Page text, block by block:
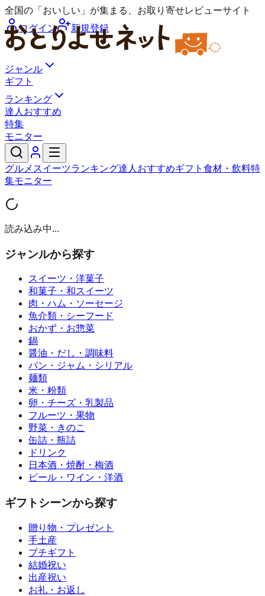
全国の「おいしい」が集まる、お取り寄せレビューサイト
ログイン
新規登録
ジャンル
ギフト
ランキング
達人おすすめ
特集
モニター
グルメ スイーツランキング達人おすすめギフト 食材・飲料特
集モニター
読み込み中...
ジャンルから探す
スイーツ・洋菓子
和菓子・和スイーツ
肉・ハム・ソーセージ
魚介類・シーフード
おかず・お惣菜
鍋
醤油・だし・調味料
パン・ジャム・シリアル
麺類
米・粉類
卵・チーズ・乳製品
フルーツ・果物
野菜・きのこ
缶詰・瓶詰
ドリンク
日本酒・焼酎・梅酒
ビール・ワイン・洋酒
ギフトシーンから探す
贈り物・プレゼント
手土産
プチギフト
結婚祝い
出産祝い
お礼・お返し